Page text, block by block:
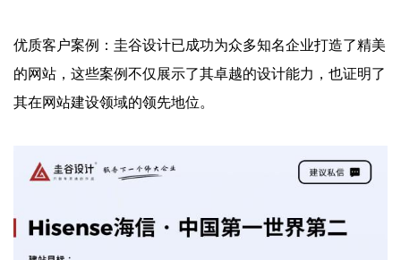
‌优质客户案例‌：圭谷设计已成功为众多知名企业打造了精美
的网站，这些案例不仅展示了其卓越的设计能力，也证明了
其在网站建设领域的领先地位。